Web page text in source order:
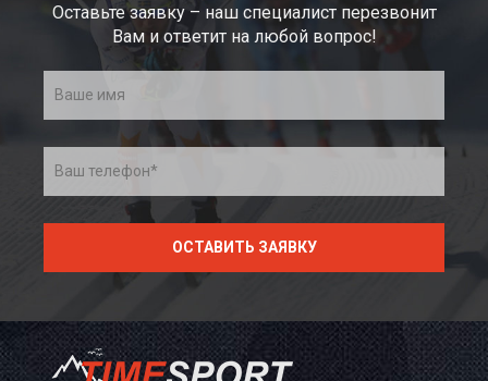
Оставьте заявку – наш специалист перезвонит
Вам и ответит на любой вопрос!